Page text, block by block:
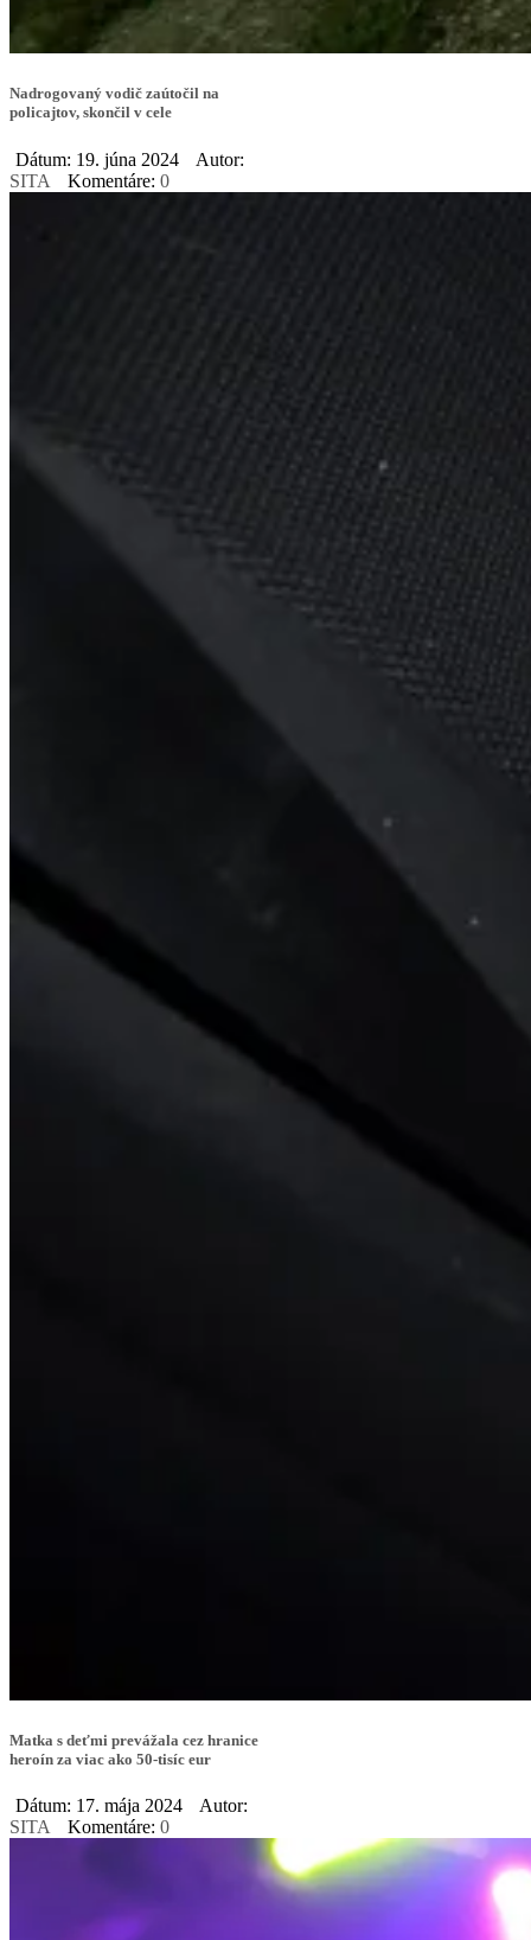
Nadrogovaný vodič zaútočil na
policajtov, skončil v cele
Dátum: 19. júna 2024
Autor:
SITA
Komentáre: 0
Matka s deťmi prevážala cez hranice
heroín za viac ako 50-tisíc eur
Dátum: 17. mája 2024
Autor:
SITA
Komentáre: 0